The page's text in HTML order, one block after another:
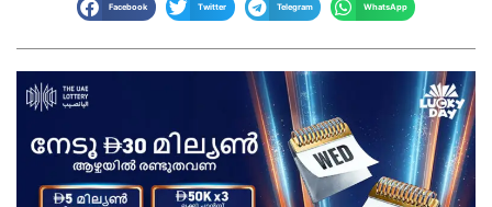
Facebook Twitter Telegram WhatsApp